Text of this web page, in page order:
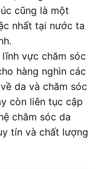
cũng là một
nhất tại nước ta
vực chăm sóc
hàng nghìn các
da và chăm sóc
còn liên tục cập
chăm sóc da
tín và chất lượng